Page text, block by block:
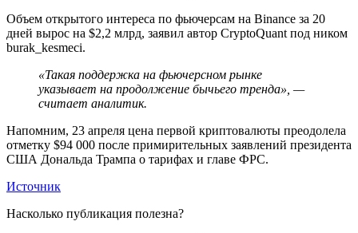
Объем открытого интереса по фьючерсам на Binance за 20
дней вырос на $2,2 млрд, заявил автор CryptoQuant под ником
burak_kesmeci.
«Такая поддержка на фьючерсном рынке
указывает на продолжение бычьего тренда», —
считает аналитик.
Напомним, 23 апреля цена первой криптовалюты преодолела
отметку $94 000 после примирительных заявлений президента
США Дональда Трампа о тарифах и главе ФРС.
Источник
Насколько публикация полезна?